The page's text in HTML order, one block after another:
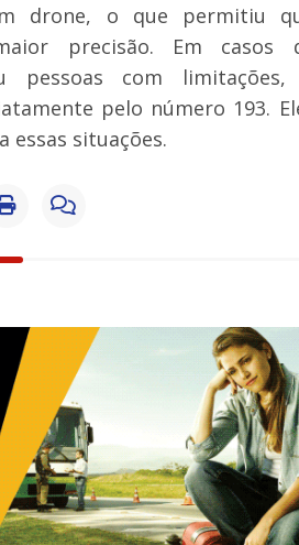
drone, o que permitiu
precisão. Em casos
pessoas com
pelo número 193.
essas situações.